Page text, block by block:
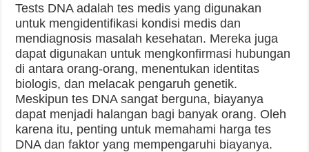
Tests DNA adalah tes medis yang digunakan
untuk mengidentifikasi kondisi medis dan
mendiagnosis masalah kesehatan. Mereka juga
dapat digunakan untuk mengkonfirmasi hubungan
di antara orang-orang, menentukan identitas
biologis, dan melacak pengaruh genetik.
Meskipun tes DNA sangat berguna, biayanya
dapat menjadi halangan bagi banyak orang. Oleh
karena itu, penting untuk memahami harga tes
DNA dan faktor yang mempengaruhi biayanya.